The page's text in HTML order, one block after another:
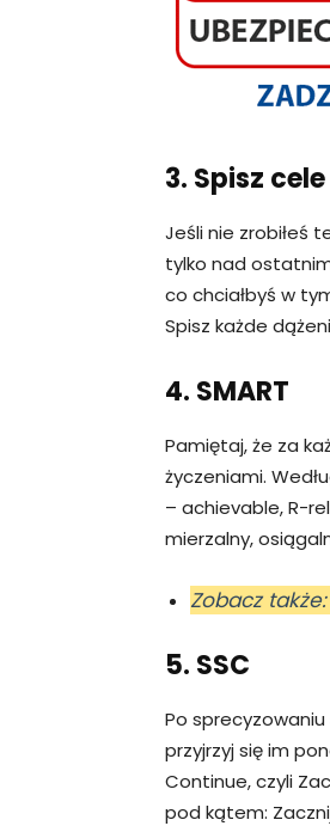
3. Spisz cele
Jeśli nie zrobiłeś
tylko nad
co chciałbyś w
Spisz każde
4. SMART
Pamiętaj, że za
życzeniami.
– achievable, R-
mierzalny,
Zobacz
5. SSC
Po
przyjrzyj się im
Continue, czyli
pod kątem: